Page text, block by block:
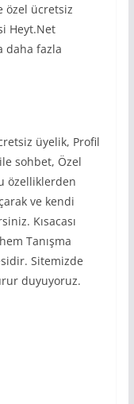
özel ücretsiz
Heyt.Net
daha fazla
üyelik, Profil
sohbet, Özel
özelliklerden
ve kendi
Kısacası
Tanışma
Sitemizde
duyuyoruz.